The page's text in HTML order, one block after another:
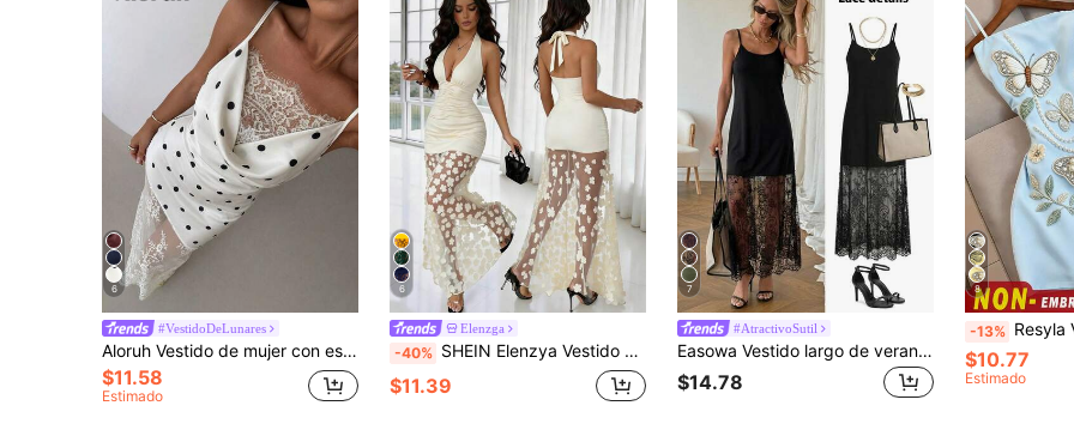
6
#VestidoDeLunares
Aloruh Vestido de mujer con escote pronunciado, bajo de encaje transparente y tirantes finos, elegante vestido largo
$11.58
Estimado
6
Elenzga
-40% SHEIN Elenzya Vestido elegante de mujer con cuello halter sin mangas, ajustado en la cintura con volantes, de malla negra con estampado floral. Versátil para vacaciones, ir al trabajo, festivales de música, citas, la Riviera francesa, la playa, estilo callejero, retro, primavera/verano
$11.39
7
#AtractivoSutil
Easowa Vestido largo de verano elegante y sexy para mujer con tirantes finos, suelto, sin mangas, con detalle de encaje floral transparente, vestido midi para cita nocturna y golf
$14.78
8
-13% Resyla Vestido de tirantes
$10.77
Estimado